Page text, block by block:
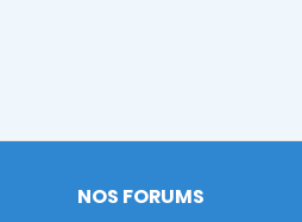
NOS FORUMS